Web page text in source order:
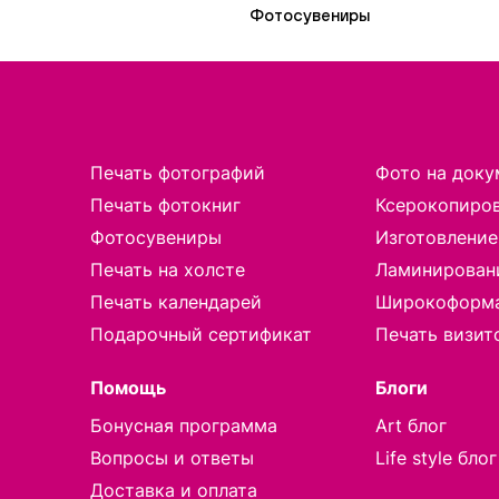
Фотосувениры
Печать фотографий
Печать фотокниг
Фотосувениры
Печать на холсте
Печать календарей
Подарочный сертификат
Фото на
Печать
Помощь
Бонусная программа
Вопросы и ответы
Доставка и оплата
Блоги
Art блог
Life style блог